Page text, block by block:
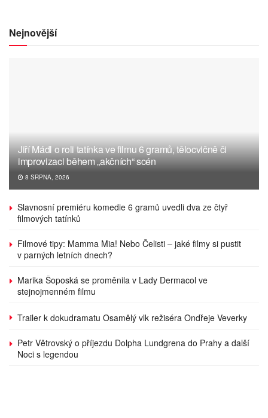
Nejnovější
Jiří Mádl o roli tatínka ve filmu 6 gramů, tělocvičně či
improvizaci během „akčních“ scén
8 SRPNA, 2026
Slavnosní premiéru komedie 6 gramů uvedli dva ze čtyř
filmových tatínků
Filmové tipy: Mamma Mia! Nebo Čelisti – jaké filmy si pustit
v parných letních dnech?
Marika Šoposká se proměnila v Lady Dermacol ve
stejnojmenném filmu
Trailer k dokudramatu Osamělý vlk režiséra Ondřeje Veverky
Petr Větrovský o příjezdu Dolpha Lundgrena do Prahy a další
Noci s legendou